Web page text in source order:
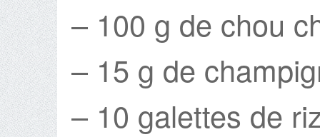
– 100 g de chou
– 15 g de
– 10 galettes de